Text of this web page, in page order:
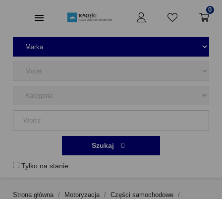
0
Tylko na stanie
Szukaj
Strona główna Motoryzacja
Części samochodowe